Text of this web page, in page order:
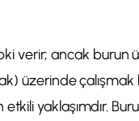
verir; ancak burun
üzerinde
yaklaşımdır.